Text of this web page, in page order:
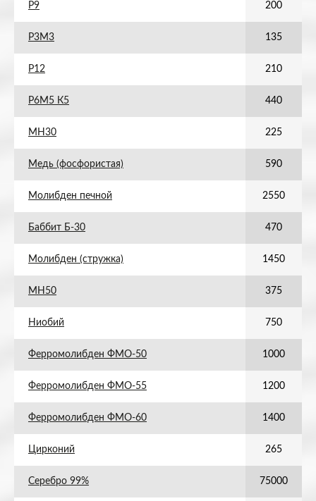
Р9 200
Р3М3 135
Р12 210
Р6М5 К5 440
МН30 225
Медь (фосфористая) 590
Молибден печной 2550
Баббит Б-30 470
Молибден (стружка) 1450
МН50 375
Ниобий 750
Ферромолибден ФМО-50 1000
Ферромолибден ФМО-55 1200
Ферромолибден ФМО-60 1400
Цирконий 265
Серебро 99% 75000